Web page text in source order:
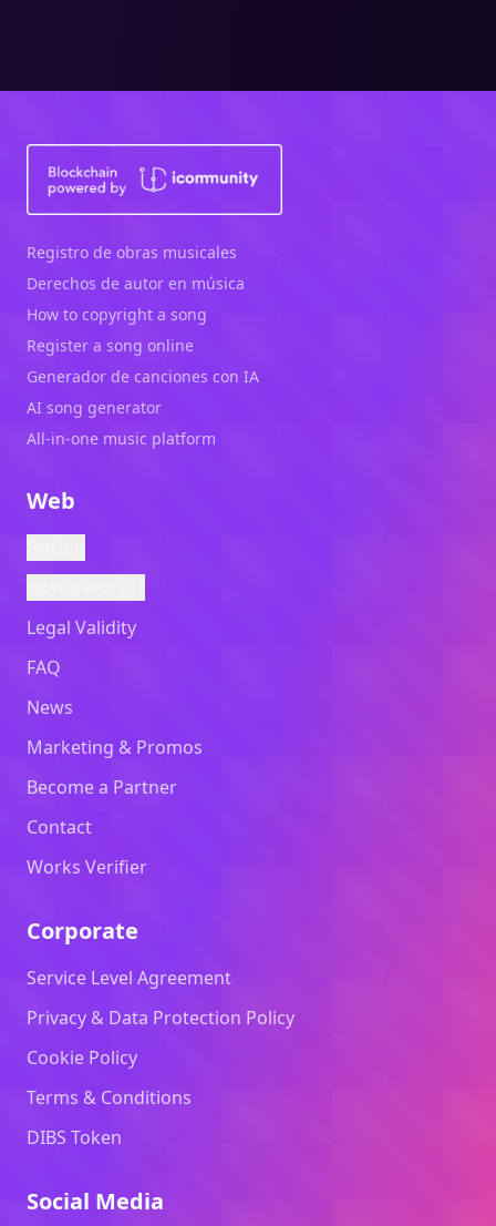
Registro de obras musicales
Derechos de autor en música
How to copyright a song
Register a song online
Generador de canciones con IA
AI song generator
All-in-one music platform
Web
Legal Validity
FAQ
News
Marketing & Promos
Become a Partner
Contact
Works Verifier
Corporate
Service Level Agreement
Privacy & Data Protection Policy
Cookie Policy
Terms & Conditions
DIBS Token
Social Media